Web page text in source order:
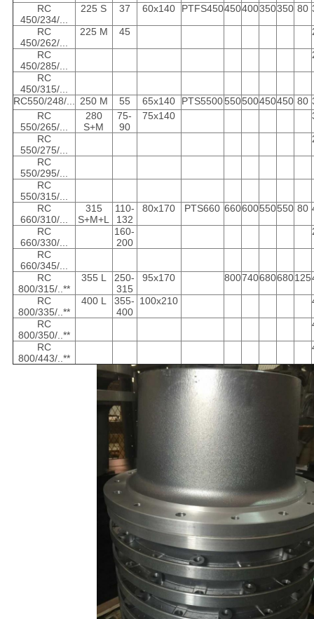
RC
450/234/...
225 S 37 60x140 PTFS450450400350350 80
RC
450/262/...
225 M 45
RC
450/285/...
RC
450/315/...
RC550/248/... 250 M 55 65x140 PTS5500550500450450 80
RC
550/265/...
280
S+M
75-
90
75x140
RC
550/275/...
RC
550/295/...
RC
550/315/...
RC
660/310/...
315
S+M+L
110-
132
80x170 PTS660 660600550550 80
RC
660/330/...
160-
200
RC
660/345/...
RC
800/315/..**
355 L
250-
315
95x170 800740680680125
RC
800/335/..**
400 L
355-
400
100x210
RC
800/350/..**
RC
800/443/..**